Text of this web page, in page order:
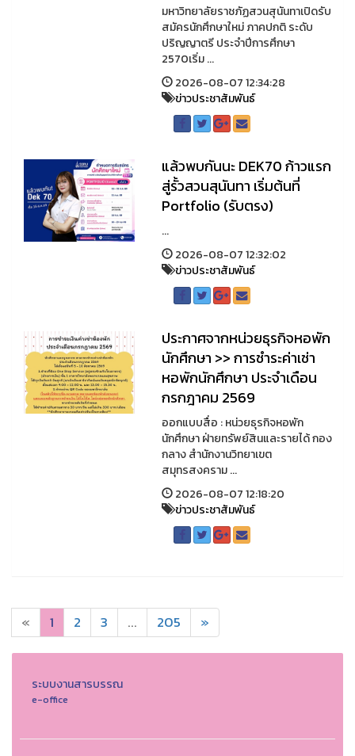
มหาวิทยาลัยราชภัฏสวนสุนันทาเปิดรับ
สมัครนักศึกษาใหม่ ภาคปกติ ระดับ
ปริญญาตรี ประจำปีการศึกษา
2570เริ่ม ...
2026-08-07 12:34:28
ข่าวประชาสัมพันธ์
แล้วพบกันนะ DEK70 ก้าวแรก
สู่รั้วสวนสุนันทา เริ่มต้นที่
Portfolio (รับตรง)
...
2026-08-07 12:32:02
ข่าวประชาสัมพันธ์
ประกาศจากหน่วยธุรกิจหอพัก
นักศึกษา >> การชำระค่าเช่า
หอพักนักศึกษา ประจำเดือน
กรกฎาคม 2569
ออกแบบสื่อ : หน่วยธุรกิจหอพัก
นักศึกษา ฝ่ายทรัพย์สินและรายได้ กอง
กลาง สำนักงานวิทยาเขต
สมุทรสงคราม ...
2026-08-07 12:18:20
ข่าวประชาสัมพันธ์
« 1 2 3 ... 205 »
ระบบงานสารบรรณ
e-office